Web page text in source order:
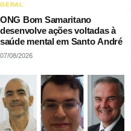
GERAL
ONG Bom Samaritano
desenvolve ações voltadas à
saúde mental em Santo André
07/08/2026